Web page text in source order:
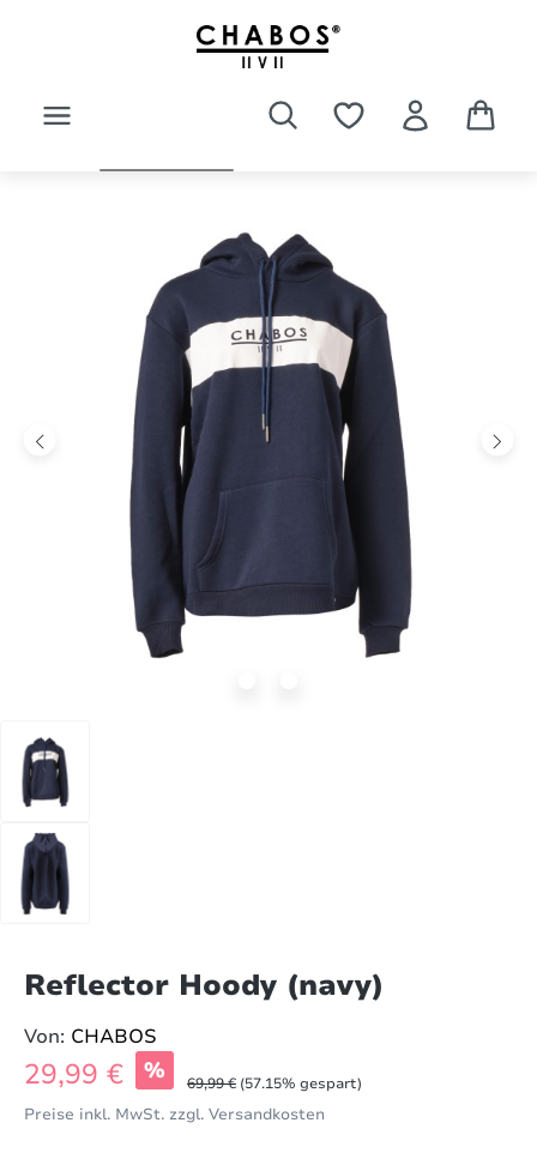
Zum Hauptinhalt springen
Reflector Hoody (navy)
Von: CHABOS
Verkaufspreis:
29,99 € % Regulärer Preis:
69,99 € (57.15% gespart)
Preise inkl. MwSt. zzgl. Versandkosten